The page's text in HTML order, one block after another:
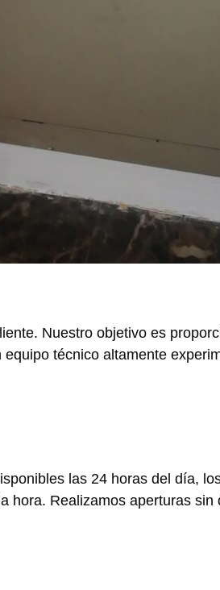
Nuestro objetivo es
técnico altamente
las 24 horas del día,
hora. Realizamos aperturas sin